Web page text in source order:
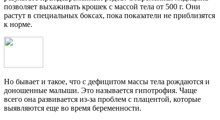
позволяет выхаживать крошек с массой тела от 500 г. Они
растут в специальных боксах, пока показатели не приблизятся
к норме.
Но бывает и такое, что с дефицитом массы тела рождаются и
доношенные малыши. Это называется гипотрофия. Чаще
всего она развивается из-за проблем с плацентой, которые
выявляются еще во время беременности.